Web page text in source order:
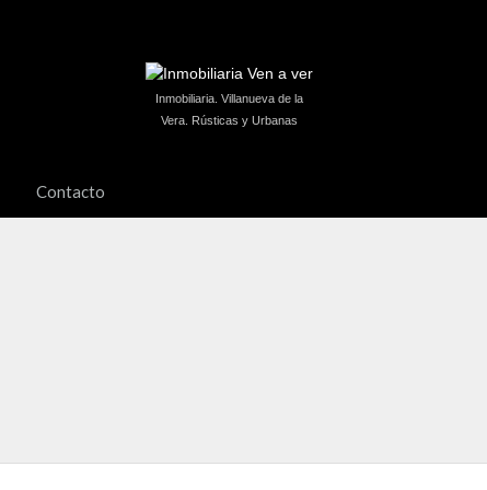
Inmobiliaria. Villanueva de la
Vera. Rústicas y Urbanas
Contacto